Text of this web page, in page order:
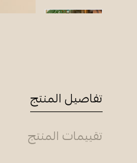
تفاصيل المنتج
تقييمات المنتج